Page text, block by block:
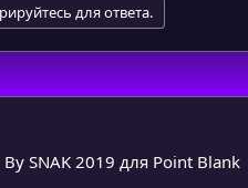
для ответа.
SNAK 2019 для Point Blank